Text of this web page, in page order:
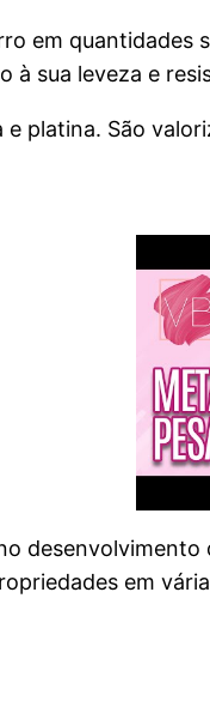
em quantidades
à sua leveza e
platina. São
em